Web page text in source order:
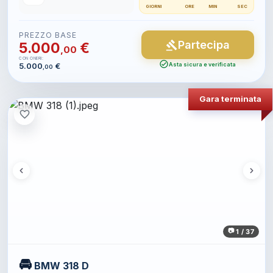
GIORNI ORE MIN SEC
PREZZO BASE
5.000,00 €
CON ONERI:
5.000 ,00 €
gavel Partecipa
check_circleAsta sicura e verificata
1 / 37
Gara terminata
favorite_border
🚘 BMW 318 D